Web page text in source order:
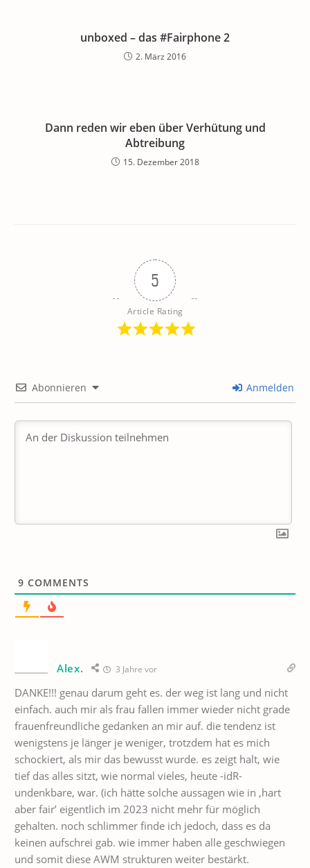
unboxed – das #Fairphone 2
2. März 2016
Dann reden wir eben über Verhütung und
Abtreibung
15. Dezember 2018
5
Article Rating
Abonnieren Anmelden
9 COMMENTS
Alex. 3 Jahre vor
DANKE!!! genau darum geht es. der weg ist lang und nicht
einfach. auch mir als frau fallen immer wieder nicht grade
frauenfreundliche gedanken an mir auf. die tendenz ist
wenigstens je länger je weniger, trotzdem hat es mich
schockiert, als mir das bewusst wurde. es zeigt halt, wie
tief das alles sitzt, wie normal vieles, heute -idR-
undenkbare, war. (ich hätte solche aussagen wie in ‚hart
aber fair’ eigentlich im 2023 nicht mehr für möglich
gehalten. noch schlimmer finde ich jedoch, dass es da
keinen aufschrei gab. wie immer haben alle geschwiegen
und somit diese AWM strukturen weiter bestärkt.